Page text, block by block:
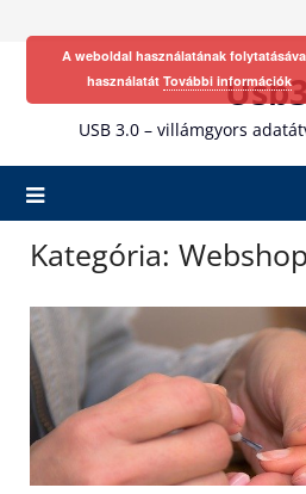
USB 3.0 – villámgyors
Kategória: Webshop
A weboldal használatának
használatát További információk